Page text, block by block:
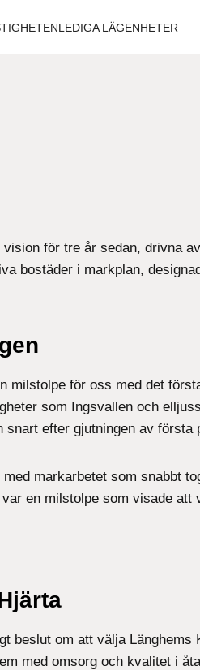
LEDIGA LÄGENHETER
för tre år sedan, drivna
bostäder i markplan,
milstolpe för oss med det
som Ingsvallen och
snart efter gjutningen av
markarbetet som snabbt
en milstolpe som visade
beslut om att välja
med omsorg och kvalitet i